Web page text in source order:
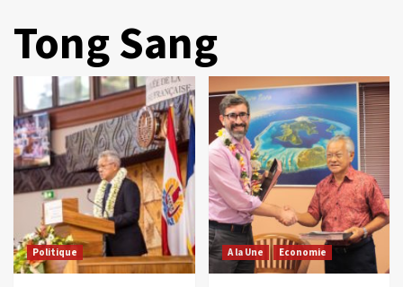
Tong Sang
Politique A la Une Economie